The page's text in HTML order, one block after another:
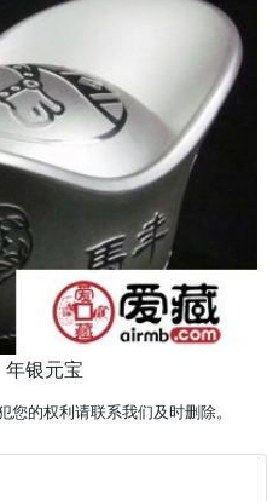
年银元宝
的权利请联系我们及时删除。